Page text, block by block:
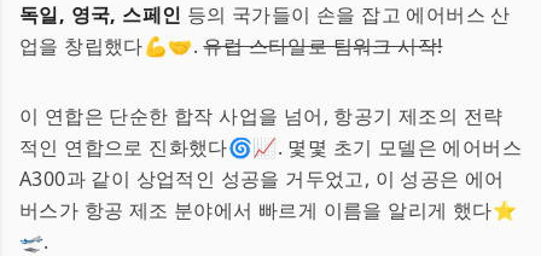
독일, 영국, 스페인 등의 국가들이 손을 잡고 에어버스 산
업을 창립했다💪🤝.유럽 스타일로 팀워크 시작!
이 연합은 단순한 합작 사업을 넘어, 항공기 제조의 전략
적인 연합으로 진화했다🌀📈. 몇몇 초기 모델은 에어버스
A300과 같이 상업적인 성공을 거두었고, 이 성공은 에어
버스가 항공 제조 분야에서 빠르게 이름을 알리게 했다⭐️
🛫.